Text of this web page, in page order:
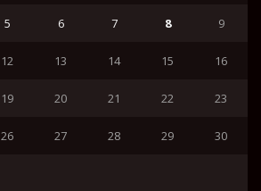
5 6 7 8 9
12 13 14 15 16
19 20 21 22 23
26 27 28 29 30